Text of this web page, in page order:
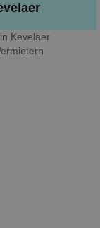
Kevelaer